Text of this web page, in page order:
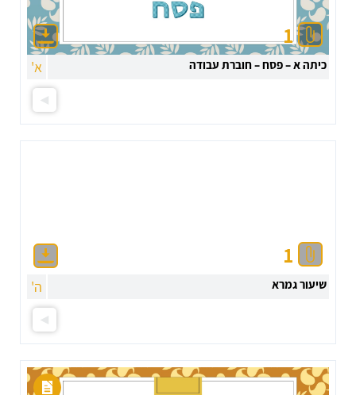
1
כיתה א – פסח – חוברת עבודה א'
1
שיעור גמרא ה'